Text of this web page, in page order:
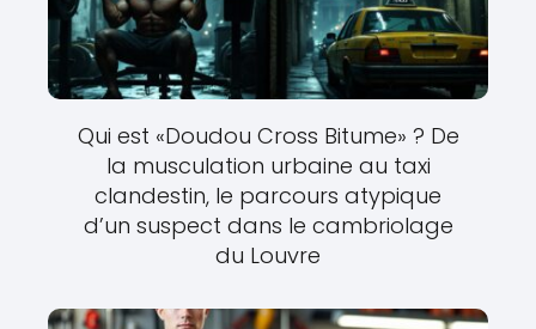
Qui est «Doudou Cross Bitume» ? De
la musculation urbaine au taxi
clandestin, le parcours atypique
d’un suspect dans le cambriolage
du Louvre